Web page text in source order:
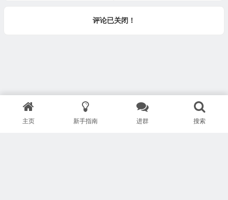
评论已关闭！
主页 新手指南 进群 搜索